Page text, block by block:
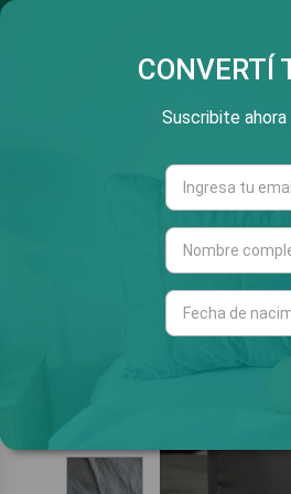
SALTAR
CONVERTÍ
Suscribite ahora